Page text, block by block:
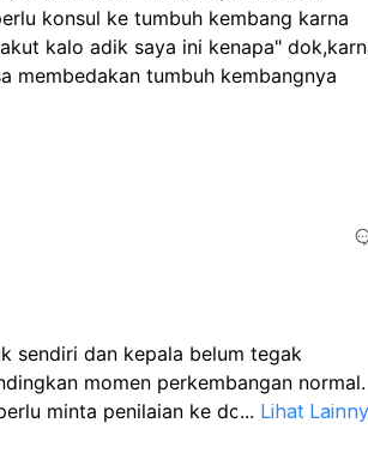
konsul ke tumbuh kembang karna
kalo adik saya ini kenapa"
membedakan tumbuh kembangnya
sendiri dan kepala belum tegak
momen perkembangan normal.
minta penilaian ke dokter anak
... Lihat